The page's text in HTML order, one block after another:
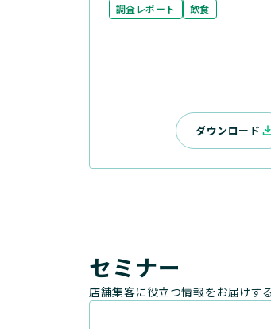
調査レポート 飲食
ダウンロード
セミナー
店舗集客に役立つ情報をお届けす